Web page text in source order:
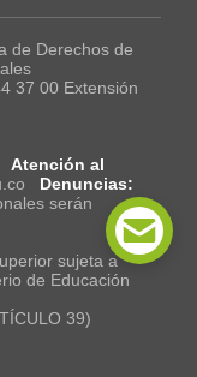
de Derechos de
37 00 Extensión
Atención al
Denuncias:
serán
sujeta a
de Educación
39)